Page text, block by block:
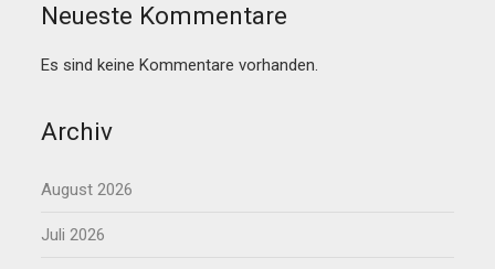
Neueste Kommentare
Es sind keine Kommentare vorhanden.
Archiv
August 2026
Juli 2026